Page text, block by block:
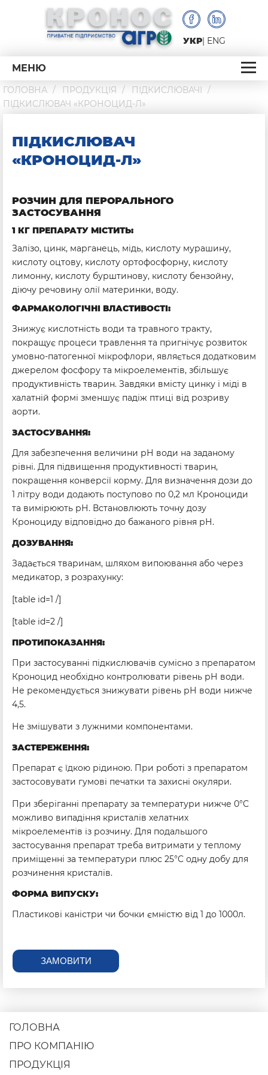
УКР ENG
МЕНЮ
ГОЛОВНА ПРОДУКЦІЯ
ПІДКИСЛЮВАЧІ
ПІДКИСЛЮВАЧ «КРОНОЦИД-Л»
ПІДКИСЛЮВАЧ
«КРОНОЦИД-Л»
РОЗЧИН ДЛЯ ПЕРОРАЛЬНОГО
ЗАСТОСУВАННЯ
1 КГ ПРЕПАРАТУ МІСТИТЬ:
Залізо, цинк, марганець, мідь, кислоту мурашину,
кислоту оцтову, кислоту ортофосфорну, кислоту
лимонну, кислоту бурштинову, кислоту бензойну,
діючу речовину олії материнки, воду.
ФАРМАКОЛОГІЧНІ ВЛАСТИВОСТІ:
Знижує кислотність води та травного тракту,
покращує процеси травлення та пригнічує розвиток
умовно-патогенної мікрофлори, являється додатковим
джерелом фосфору та мікроелементів, збільшує
продуктивність тварин. Завдяки вмісту цинку і міді в
халатній формі зменшує падіж птиці від розриву
аорти.
ЗАСТОСУВАННЯ:
Для забезпечення величини рН води на заданому
рівні. Для підвищення продуктивності тварин,
покращення конверсії корму. Для визначення дози до
1 літру води додають поступово по 0,2 мл Кроноциди
та вимірюють рН. Встановлюють точну дозу
Кроноциду відповідно до бажаного рівня рН.
ДОЗУВАННЯ:
Задається тваринам, шляхом випоювання або через
медикатор, з розрахунку:
[table id=1 /]
[table id=2 /]
ПРОТИПОКАЗАННЯ:
При застосуванні підкислювачів сумісно з препаратом
Кроноцид необхідно контролювати рівень рН води.
Не рекомендується знижувати рівень рН води нижче
4,5.
Не змішувати з лужними компонентами.
ЗАСТЕРЕЖЕННЯ:
Препарат є їдкою рідиною. При роботі з препаратом
застосовувати гумові печатки та захисні окуляри.
При зберіганні препарату за температури нижче 0°C
можливо випадіння кристалів хелатних
мікроелементів із розчину. Для подальшого
застосування препарат треба витримати у теплому
приміщенні за температури плюс 25°C одну добу для
розчинення кристалів.
ФОРМА ВИПУСКУ:
Пластикові каністри чи бочки ємністю від 1 до 1000л.
ЗАМОВИТИ
ГОЛОВНА
ПРО КОМПАНІЮ
ПРОДУКЦІЯ